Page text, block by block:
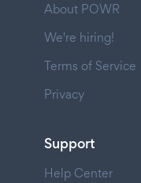
About POWR
We're hiring!
Terms of Service
Privacy
Support
Help Center